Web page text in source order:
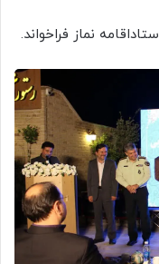
نماز فراخواند.